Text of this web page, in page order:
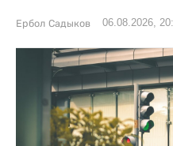
Ербол Садыков 06.08.2026,